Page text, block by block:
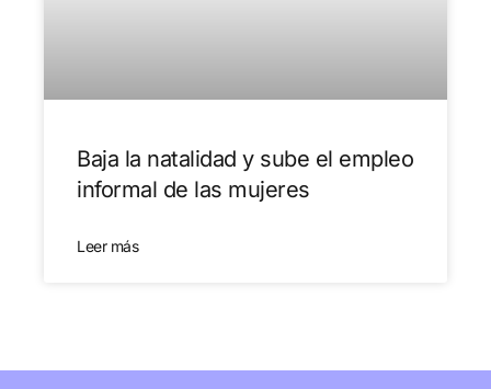
Baja la natalidad y sube el empleo
informal de las mujeres
Leer más